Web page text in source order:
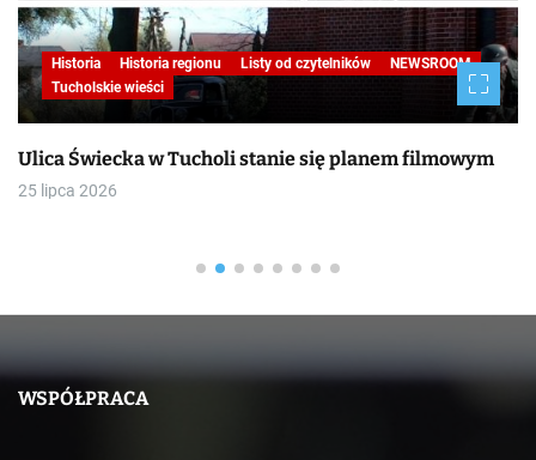
Historia Historia regionu Listy od czytelników
NEWSROOM
Tucholskie wieści
Ulica Świecka w Tucholi stanie się planem filmowym
25 lipca 2026
WSPÓŁPRACA